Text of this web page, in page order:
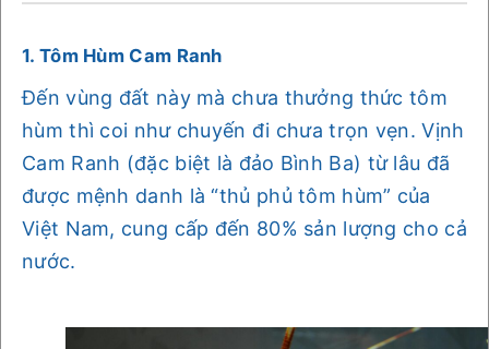
1. Tôm Hùm Cam Ranh
Đến vùng đất này mà chưa thưởng thức tôm
hùm thì coi như chuyến đi chưa trọn vẹn. Vịnh
Cam Ranh (đặc biệt là đảo Bình Ba) từ lâu đã
được mệnh danh là “thủ phủ tôm hùm” của
Việt Nam, cung cấp đến 80% sản lượng cho cả
nước.